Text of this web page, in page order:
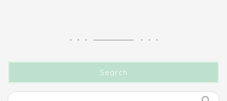
Search